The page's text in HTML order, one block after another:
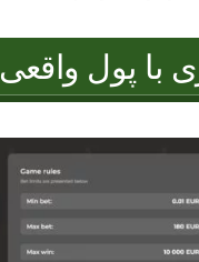
با پول واقعی